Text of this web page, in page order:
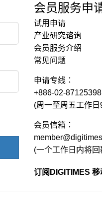
会员服务申
试用申请
产业研究谘询
会员服务介绍
常见问题
申请专线：
+886-02-87125398
(周一至周五工作
会员信箱：
(一个工作日内将
订阅DIGITIMES 移